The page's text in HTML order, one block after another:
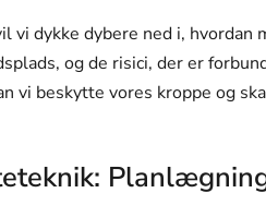
vi dykke dybere ned i,
og de risici, der er
vi beskytte vores kroppe og